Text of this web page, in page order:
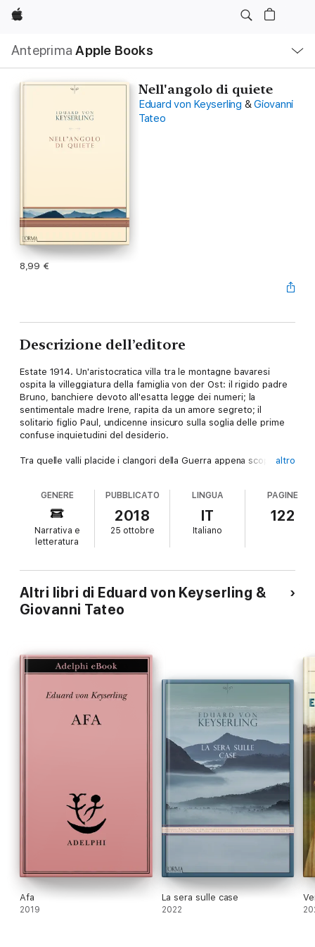
Apple
Anteprima Apple Books
locale
Apri
Menu
Nell'angolo di quiete
Eduard von Keyserling & Giovanni
Tateo
8,99 €
Descrizione dell’editore
Estate 1914. Un'aristocratica villa tra le montagne bavaresi
ospita la villeggiatura della famiglia von der Ost: il rigido padre
Bruno, banchiere devoto all'esatta legge dei numeri; la
sentimentale madre Irene, rapita da un amore segreto; il
solitario figlio Paul, undicenne insicuro sulla soglia delle prime
confuse inquietudini del desiderio.
Tra quelle valli placide i clangori della Guerra appena scoppiata
svelando quanto sia fragile la pace che regna in quell'«angolo di
quiete». Mentre le irreprimibili leggi della vita stridono con i
doveri nei confronti dei morti, il bambino – incapace di
comprendere la portata degli eventi, ma determinato a
«esercitarsi ad avere coraggio» – parte all'insaputa di tutti per
Questo gioiello di classica bellezza di Eduard von Keyserling
offre al lettore, tra visioni oniriche e sfumato realismo, un
delicato dipinto ad acquerello capace di ritrarre un'epoca
forse folli responsabilità.
altro
GENERE
Narrativa e
letteratura
PUBBLICATO
2018
25 ottobre
LINGUA
IT
Italiano
PAGINE
122
Altri libri di Eduard von Keyserling &
Giovanni Tateo
Afa
2019
La sera sulle case
2022